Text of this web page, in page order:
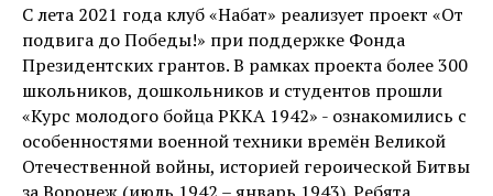
С лета 2021 года клуб «Набат» реализует проект «От
подвига до Победы!» при поддержке Фонда
Президентских грантов. В рамках проекта более 300
школьников, дошкольников и студентов прошли
«Курс молодого бойца РККА 1942» - ознакомились с
особенностями военной техники времён Великой
Отечественной войны, историей героической Битвы